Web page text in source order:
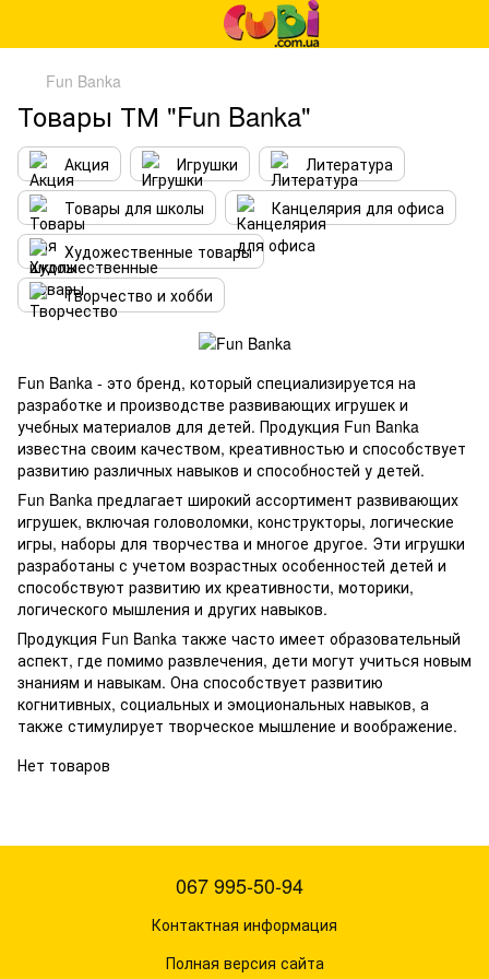
Fun Banka
Товары ТМ "Fun Banka"
Акция Игрушки
Литература
Товары для школы
Канцелярия для офиса
Художественные товары
Творчество и хобби
Fun Banka - это бренд, который специализируется на
разработке и производстве развивающих игрушек и
учебных материалов для детей. Продукция Fun Banka
известна своим качеством, креативностью и способствует
развитию различных навыков и способностей у детей.
Fun Banka предлагает широкий ассортимент развивающих
игрушек, включая головоломки, конструкторы, логические
игры, наборы для творчества и многое другое. Эти игрушки
разработаны с учетом возрастных особенностей детей и
способствуют развитию их креативности, моторики,
логического мышления и других навыков.
Продукция Fun Banka также часто имеет образовательный
аспект, где помимо развлечения, дети могут учиться новым
знаниям и навыкам. Она способствует развитию
когнитивных, социальных и эмоциональных навыков, а
также стимулирует творческое мышление и воображение.
Нет товаров
067 995-50-94
Контактная информация
Полная версия сайта